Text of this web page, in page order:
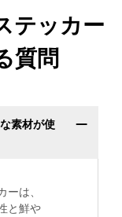
テッカー
質問
素材が使
は、
と鮮や